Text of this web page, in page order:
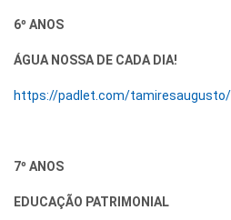
6º ANOS
ÁGUA NOSSA DE CADA DIA!
https://padlet.com/tamiresaugusto/
7º ANOS
EDUCAÇÃO PATRIMONIAL